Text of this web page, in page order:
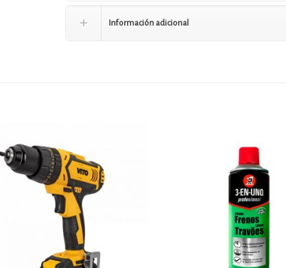
Información adicional